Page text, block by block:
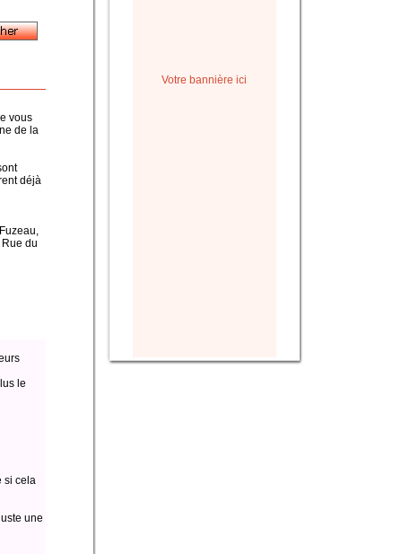
vous
de la
déjà
du
le
si cela
une
Votre bannière ici